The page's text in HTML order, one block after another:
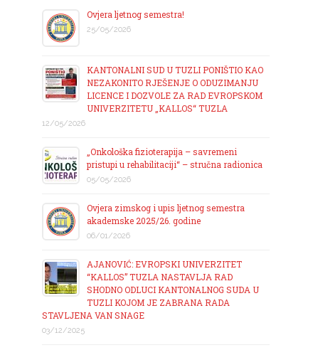
Ovjera ljetnog semestra!
25/05/2026
KANTONALNI SUD U TUZLI PONIŠTIO KAO
NEZAKONITO RJEŠENJE O ODUZIMANJU
LICENCE I DOZVOLE ZA RAD EVROPSKOM
UNIVERZITETU „KALLOS“ TUZLA
12/05/2026
„Onkološka fizioterapija – savremeni
pristupi u rehabilitaciji“ – stručna radionica
05/05/2026
Ovjera zimskog i upis ljetnog semestra
akademske 2025/26. godine
06/01/2026
AJANOVIĆ: EVROPSKI UNIVERZITET
“KALLOS” TUZLA NASTAVLJA RAD
SHODNO ODLUCI KANTONALNOG SUDA U
TUZLI KOJOM JE ZABRANA RADA
STAVLJENA VAN SNAGE
03/12/2025